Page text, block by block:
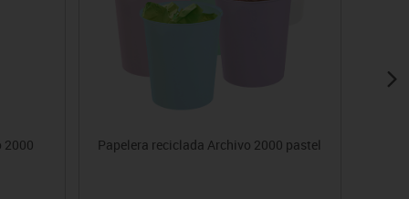
2000 Papelera reciclada Archivo 2000 pastel